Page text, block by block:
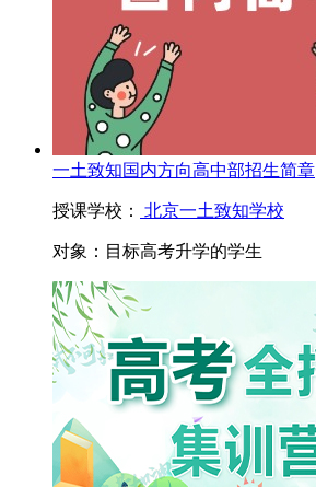
一土致知国内方向高中部招生简章
授课学校： 北京一土致知学校
对象： 目标高考升学的学生